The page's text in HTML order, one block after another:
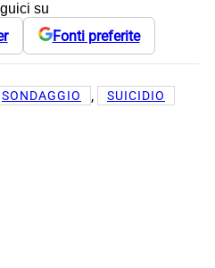
su
Fonti preferite
SONDAGGIO , SUICIDIO